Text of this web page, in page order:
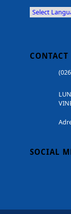
CONTACT
SOCIAL